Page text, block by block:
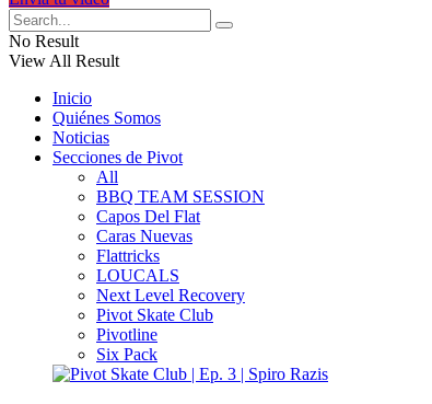
No Result
View All Result
Inicio
Quiénes Somos
Noticias
Secciones de Pivot
All
BBQ TEAM SESSION
Capos Del Flat
Caras Nuevas
Flattricks
LOUCALS
Next Level Recovery
Pivot Skate Club
Pivotline
Six Pack